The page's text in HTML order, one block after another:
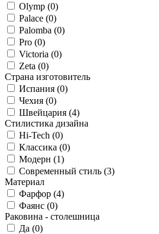
Olymp (0)
Palace (0)
Palomba (0)
Pro (0)
Victoria (0)
Zeta (0)
Страна изготовитель
Испания (0)
Чехия (0)
Швейцария (4)
Стилистика дизайна
Hi-Tech (0)
Классика (0)
Модерн (1)
Современный стиль (3)
Материал
Фарфор (4)
Фаянс (0)
Раковина - столешница
Да (0)